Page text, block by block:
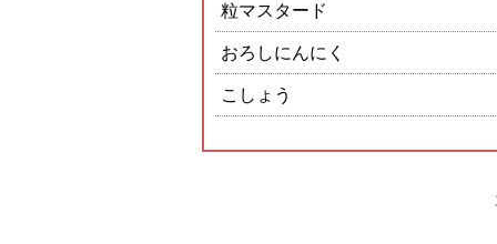
粒マスタード
おろしにんにく
こしょう